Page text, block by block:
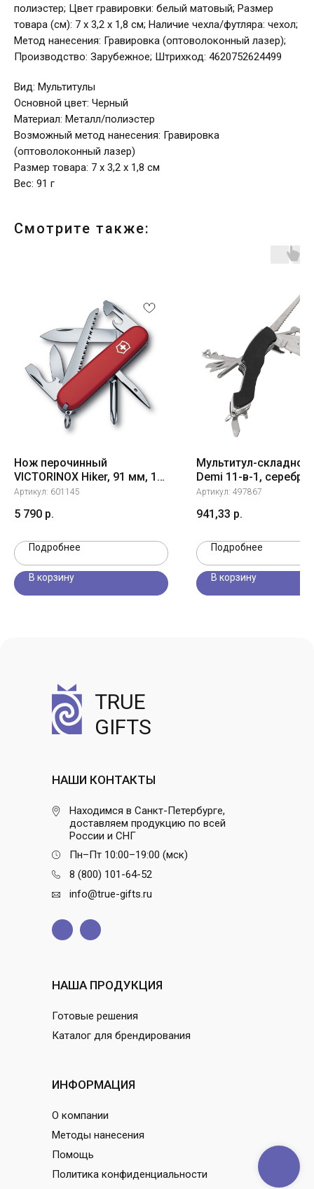
полиэстер; Цвет гравировки: белый матовый; Размер
товара (см): 7 х 3,2 х 1,8 см; Наличие чехла/футляра: чехол;
Метод нанесения: Гравировка (оптоволоконный лазер);
Производство: Зарубежное; Штрихкод: 4620752624499
Вид: Мультитулы
Основной цвет: Черный
Материал: Металл/полиэстер
Возможный метод нанесения: Гравировка
(оптоволоконный лазер)
Размер товара: 7 х 3,2 х 1,8 см
Вес: 91 г
Смотрите также:
Нож перочинный
VICTORINOX Hiker, 91 мм, 13
функций, красный
Артикул: 601145
5 790 р.
Подробнее
В корзину
Мультитул-
Demi 11-в-1,
черный
Артикул: 497867
941,33 р.
Подробнее
В корзину
TRUE
GIFTS
НАША ПРОДУКЦИЯ
Готовые решения
Каталог для брендирования
ИНФОРМАЦИЯ
О компании
Методы нанесения
Помощь
Политика конфиденциальности
НАШИ КОНТАКТЫ
Находимся в Санкт-Петербурге,
доставляем продукцию по всей
России и СНГ
Пн–Пт 10:00–19:00 (мск)
8 (800) 101-64-52
info@true-gifts.ru